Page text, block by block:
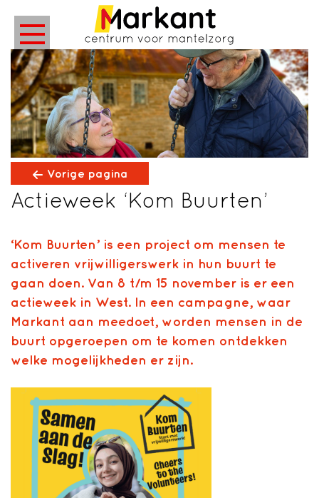
Vorige pagina
Actieweek ‘Kom Buurten’
‘Kom Buurten’ is een project om mensen te
activeren vrijwilligerswerk in hun buurt te
gaan doen. Van 8 t/m 15 november is er een
actieweek in West. In een campagne, waar
Markant aan meedoet, worden mensen in de
buurt opgeroepen om te komen ontdekken
welke mogelijkheden er zijn.